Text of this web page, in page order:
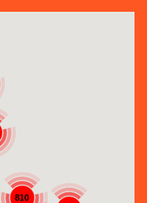
810